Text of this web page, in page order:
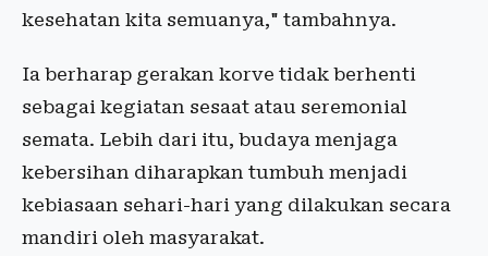
kesehatan kita semuanya," tambahnya.
Ia berharap gerakan korve tidak berhenti
sebagai kegiatan sesaat atau seremonial
semata. Lebih dari itu, budaya menjaga
kebersihan diharapkan tumbuh menjadi
kebiasaan sehari-hari yang dilakukan secara
mandiri oleh masyarakat.